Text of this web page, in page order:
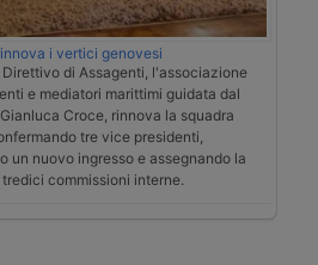
i vertici genovesi
Direttivo di Assagenti, l'associazione
e mediatori marittimi guidata dal
Croce, rinnova la squadra
tre vice presidenti,
un nuovo ingresso e assegnando la
commissioni interne.